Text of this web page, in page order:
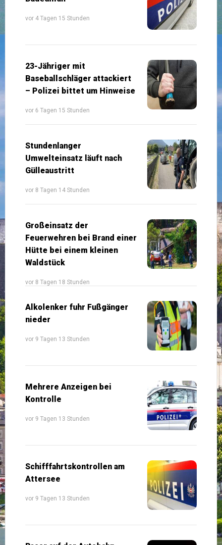
vor 4 Tagen 15 Stunden
23-Jähriger mit
Baseballschläger attackiert
– Polizei bittet um Hinweise
vor 6 Tagen 15 Stunden
Stundenlanger
Umwelteinsatz läuft nach
Gülleaustritt
vor 8 Tagen 14 Stunden
Großeinsatz der
Feuerwehren bei Brand einer
Hütte bei einem kleinen
Waldstück
vor 8 Tagen 18 Stunden
Alkolenker fuhr Fußgänger
nieder
vor 9 Tagen 13 Stunden
Mehrere Anzeigen bei
Kontrolle
vor 9 Tagen 13 Stunden
Schifffahrtskontrollen am
Attersee
vor 9 Tagen 13 Stunden